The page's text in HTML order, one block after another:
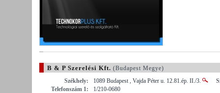
B & P Szerelési Kft. (Budapest Megye)
Székhely:
1089 Budapest , Vajda Péter u. 12.81.ép. II./3.
Telefonszám 1:
1/210-0680